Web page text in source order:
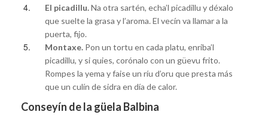
El picadillu.Na otra sartén, echa’l picadillu y déxalo
que suelte la grasa y l’aroma. El vecín va llamar a la
puerta, fijo.
Montaxe. Pon un tortu en cada platu, enriba’l
picadillu, y si quies, corónalo con un güevu frito.
Rompes la yema y faise un ríu d’oru que presta más
que un culín de sidra en día de calor.
Conseyín de la güela Balbina